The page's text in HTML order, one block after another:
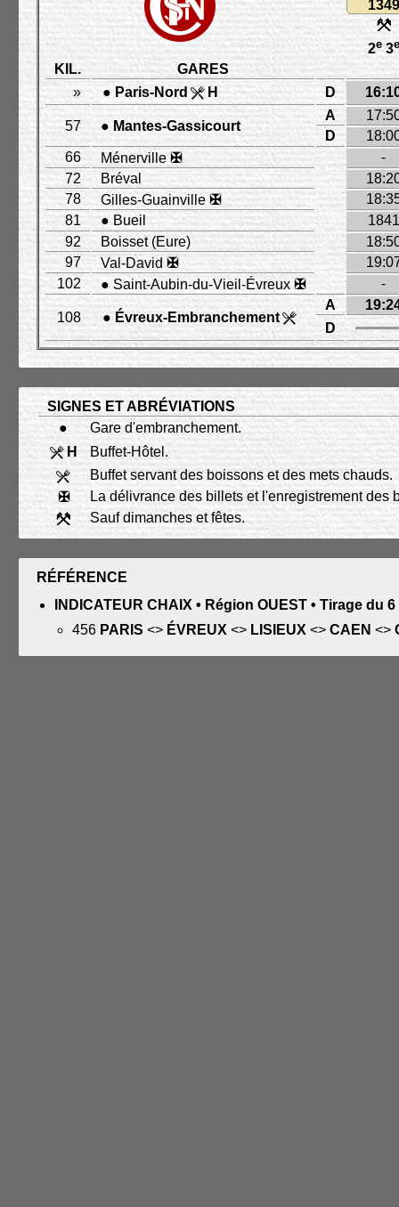
1349
2e3e
KIL.
GARES
»
● Paris-Nord H D
57 ● Mantes-Gassicourt
A
D
66
Ménerville✠
-
72
Bréval
78
Gilles-Guainville ✠
81
● Bueil
1841
92
Boisset (Eure)
97
Val-David ✠
102
● Saint-Aubin-du-Vieil-Évreux ✠ -
108 ● Évreux-Embranchement
A
D
SIGNES ET ABRÉVIATIONS
●
Gare d'embranchement.
H
Buffet-Hôtel.
Buffet servant des boissons et des mets chauds.
✠
La délivrance des billets et l'enregistrement
Sauf dimanches et fêtes.
RÉFÉRENCE
INDICATEUR CHAIX • Région OUEST • Tirage du
456 PARIS <> ÉVREUX <> LISIEUX <> CAEN <>